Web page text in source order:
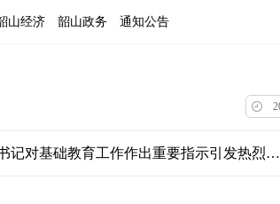
山经济 韶山政务 通知公告
不断开创基础教育高质量发展新局面——习近平总书记对基础教育工作作出重要指示引发热烈反响